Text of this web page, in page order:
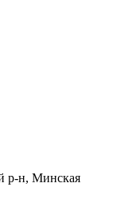
р-н, Минская